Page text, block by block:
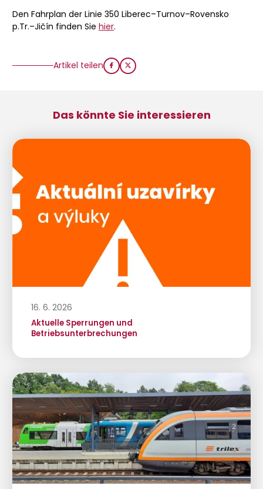
Den Fahrplan der Linie 350 Liberec–Turnov–Rovensko
p.Tr.–Jičín finden Sie hier.
Artikel teilen
Das könnte Sie interessieren
16. 6. 2026
Aktuelle Sperrungen und
Betriebsunterbrechungen